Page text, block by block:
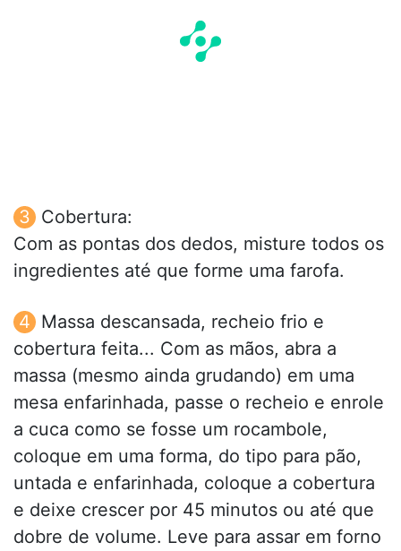
Cobertura:
Com as pontas dos dedos, misture todos os
ingredientes até que forme uma farofa.
Massa descansada, recheio frio e
cobertura feita... Com as mãos, abra a
massa (mesmo ainda grudando) em uma
mesa enfarinhada, passe o recheio e enrole
a cuca como se fosse um rocambole,
coloque em uma forma, do tipo para pão,
untada e enfarinhada, coloque a cobertura
e deixe crescer por 45 minutos ou até que
dobre de volume. Leve para assar em forno